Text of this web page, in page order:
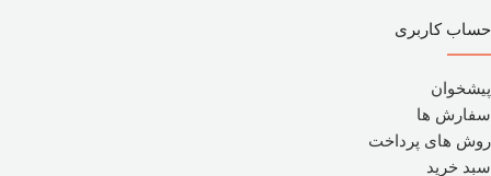
حساب کاربری
پیشخوان
سفارش ها
روش های پرداخت
سبد خرید